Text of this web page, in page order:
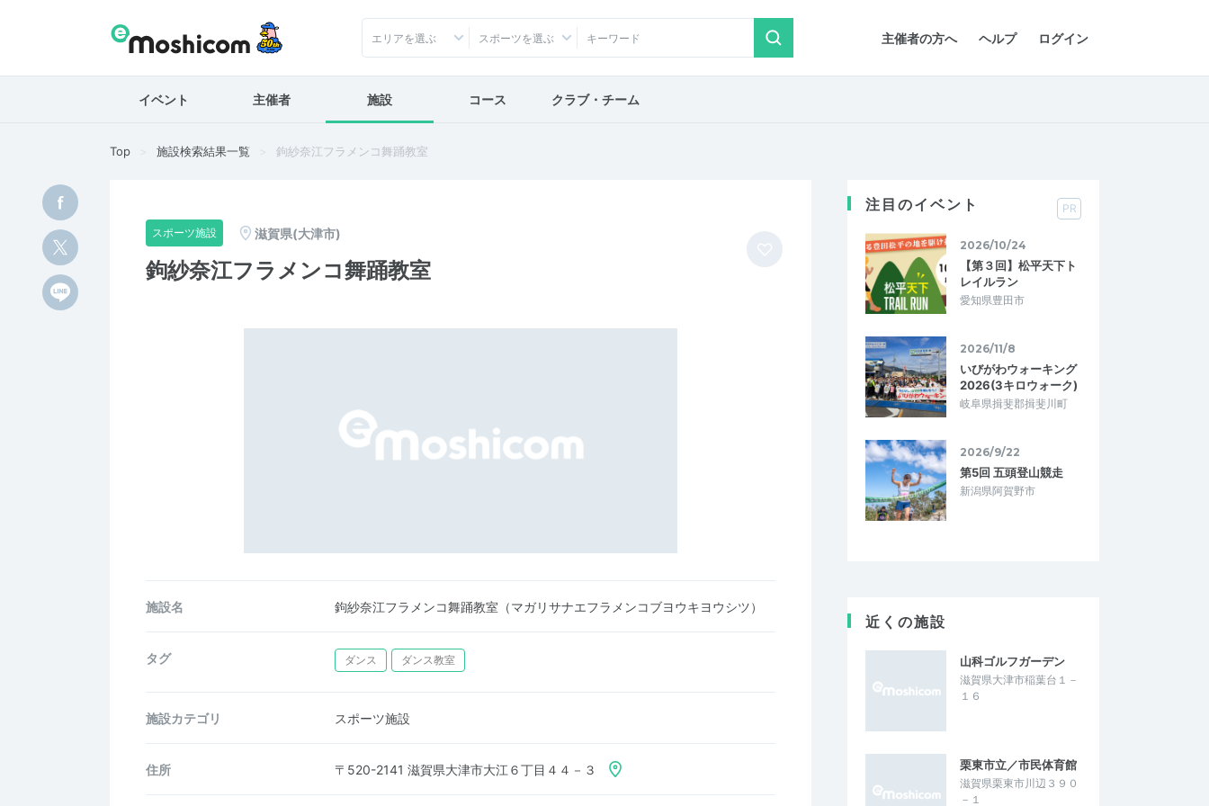
主催者の方へ ヘルプ ログイン
エリアを選ぶ スポーツを選ぶ
イベント 主催者 施設 コース クラブ・チーム
Top 施設検索結果一覧 鉤紗奈江フラメンコ舞踊教室
スポーツ施設 滋賀県(大津市)
鉤紗奈江フラメンコ舞踊教室
施設名 鉤紗奈江フラメンコ舞踊教室（マガリサナエフラメンコブヨウキヨウシツ）
タグ ダンス ダンス教室
施設カテゴリ スポーツ施設
住所 〒520-2141 滋賀県大津市大江６丁目４４－３
注目のイベント PR
2026/10/24
【第３回】松平天下ト
レイルラン
愛知県豊田市
2026/11/8
いびがわウォーキング
2026(3キロウォーク)
岐阜県揖斐郡揖斐川町
2026/9/22
第5回 五頭登山競走
新潟県阿賀野市
近くの施設
山科ゴルフガーデン
滋賀県大津市稲葉台１－
１６
栗東市立／市民体育館
滋賀県栗東市川辺３９０
－１